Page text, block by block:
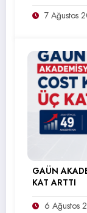
7 Ağustos
GAÜN
KAT ARTTI
6 Ağustos